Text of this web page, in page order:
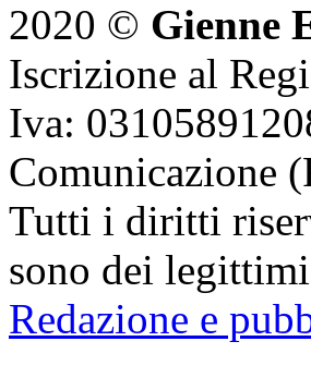
2020 © Gienne
Iscrizione al
Iva:
Comunicazione
Tutti i diritti
sono dei
Redazione e